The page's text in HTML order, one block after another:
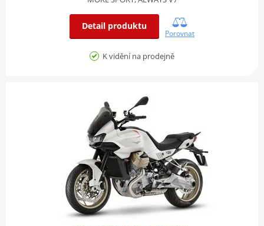
Detail produktu
Porovnat
K vidění na prodejně